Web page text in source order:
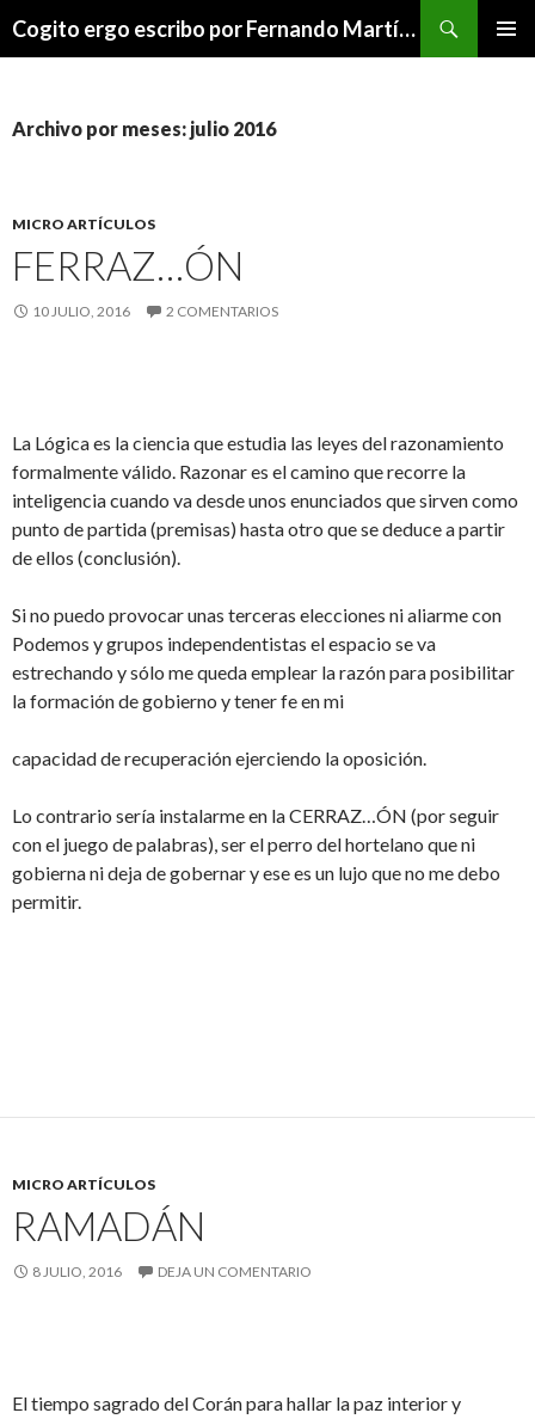
Cogito ergo escribo por Fernando Martínez Serrano
Archivo por meses: julio 2016
MICRO ARTÍCULOS
FERRAZ…ÓN
10 JULIO, 2016 2 COMENTARIOS
La Lógica es la ciencia que estudia las leyes del razonamiento
formalmente válido. Razonar es el camino que recorre la
inteligencia cuando va desde unos enunciados que sirven como
punto de partida (premisas) hasta otro que se deduce a partir
de ellos (conclusión).
Si no puedo provocar unas terceras elecciones ni aliarme con
Podemos y grupos independentistas el espacio se va
estrechando y sólo me queda emplear la razón para posibilitar
la formación de gobierno y tener fe en mi
capacidad de recuperación ejerciendo la oposición.
Lo contrario sería instalarme en la CERRAZ…ÓN (por seguir
con el juego de palabras), ser el perro del hortelano que ni
gobierna ni deja de gobernar y ese es un lujo que no me debo
permitir.
MICRO ARTÍCULOS
RAMADÁN
8 JULIO, 2016 DEJA UN COMENTARIO
El tiempo sagrado del Corán para hallar la paz interior y